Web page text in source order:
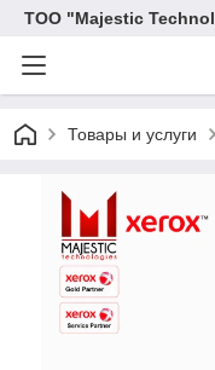
ТОО "Majestic
Товары и услуги